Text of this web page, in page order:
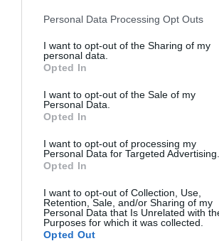
Personal Data Processing Opt Outs
I want to opt-out of the Sharing of my
personal data.
Opted In
I want to opt-out of the Sale of my
Personal Data.
Opted In
I want to opt-out of processing my
Personal Data for Targeted Advertising.
Opted In
I want to opt-out of Collection, Use,
Retention, Sale, and/or Sharing of my
Personal Data that Is Unrelated with
Purposes for which it was collected.
Opted Out
relato
EVA MALDONADO08/06/2026
Donald Trump ha vuelto a
crisis internacional como suele
mismo tiempo como jefe de